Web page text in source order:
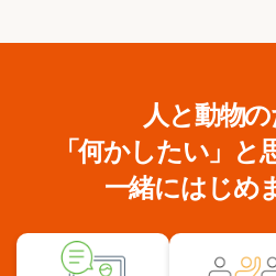
人と動物
「何かしたい」と
一緒にはじめ